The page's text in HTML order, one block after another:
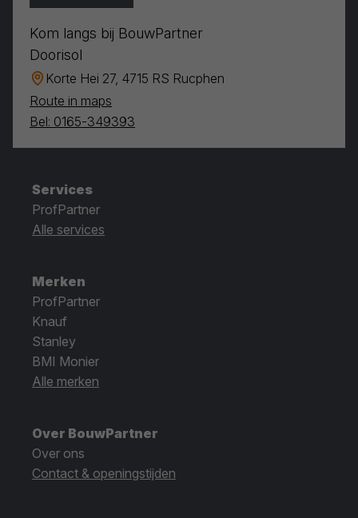
Kom langs bij BouwPartner
Doorisol
Korte Hei 27, 4715 RS Rucphen
Route in maps
Bel: 0165-349393
Services
ProfPartner
Alle services
Merken
ProfPartner
Knauf
Stanley
BMI Monier
Alle merken
Over BouwPartner
Over ons
Contact & openingstijden